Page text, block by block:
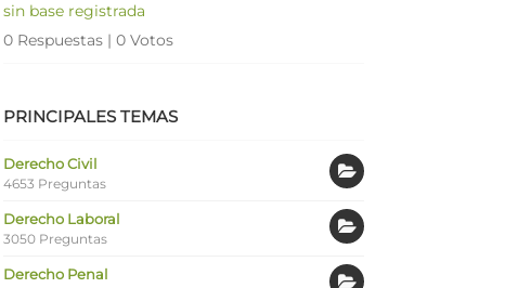
sin base registrada
0 Respuestas | 0 Votos
PRINCIPALES TEMAS
Derecho Civil
4653 Preguntas
Derecho Laboral
3050 Preguntas
Derecho Penal